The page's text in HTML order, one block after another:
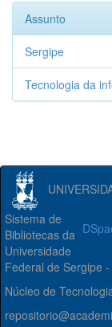
Assunto
Sergipe
Tecnologia da
Sistema de
Bibliotecas da
Universidade
Federal de Sergipe
Núcleo de